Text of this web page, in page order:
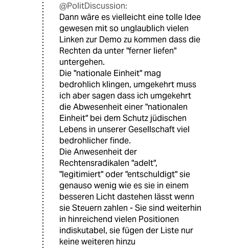
@PolitDiscussion:
Dann wäre es vielleicht eine tolle Idee
gewesen mit so unglaublich vielen
Linken zur Demo zu kommen dass die
Rechten da unter "ferner liefen"
untergehen.
Die "nationale Einheit" mag
bedrohlich klingen, umgekehrt muss
ich aber sagen dass ich umgekehrt
die Abwesenheit einer "nationalen
Einheit" bei dem Schutz jüdischen
Lebens in unserer Gesellschaft viel
bedrohlicher finde.
Die Anwesenheit der
Rechtensradikalen "adelt",
"legitimiert" oder "entschuldigt" sie
genauso wenig wie es sie in einem
besseren Licht dastehen lässt wenn
sie Steuern zahlen - Sie sind weiterhin
in hinreichend vielen Positionen
indiskutabel, sie fügen der Liste nur
keine weiteren hinzu